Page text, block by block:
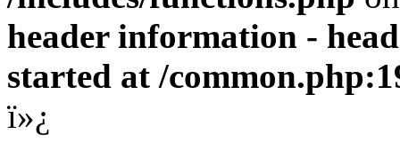
header information -
started at /
ï»¿